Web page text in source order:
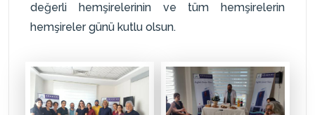
değerli hemşirelerinin ve tüm hemşirelerin
hemşireler günü kutlu olsun.